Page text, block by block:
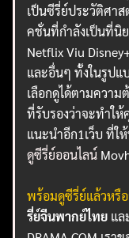
เป็นซีรี่ย์ประวัติศา
คชั่นที่กำลังเป็นที่นิ
Netflix Viu
และอื่นๆ ทั้งในรูป
เลือกดูได้ตามควา
ที่รับรองว่าจะทำใ
แนะนำอีก1เว็บ ที่ใ
ดูซีรี่ย์ออนไลน์
พร้อมดูซีรี่ย์แล้วหรือ
รี่ย์จีนพากย์ไทย แล